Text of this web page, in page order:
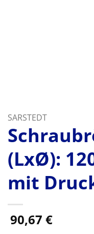
SARSTEDT
(LxØ):
mit
90,67 €